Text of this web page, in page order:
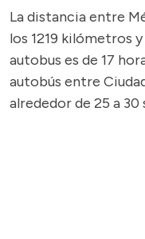
La distancia entre
los 1219 kilómetros
autobus es de 17
autobús entre
alrededor de 25 a 30